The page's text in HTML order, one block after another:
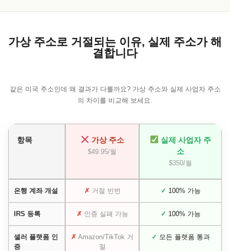
가상 주소로 거절되는 이유, 실제 주소가 해
결합니다
같은 미국 주소인데 왜 결과가 다를까요? 가상 주소와 실제 사업자 주소
의 차이를 비교해 보세요.
항목 가상 주소
$49.95/월
실제 사업자 주
소
$350/월
은행 계좌 개설 ✗ 거절 빈번 ✓ 100% 가능
IRS 등록 ✗ 인증 실패 가능 ✓ 100% 가능
셀러 플랫폼 인
증
✗ Amazon/TikTok 거
절
✓ 모든 플랫폼 통과